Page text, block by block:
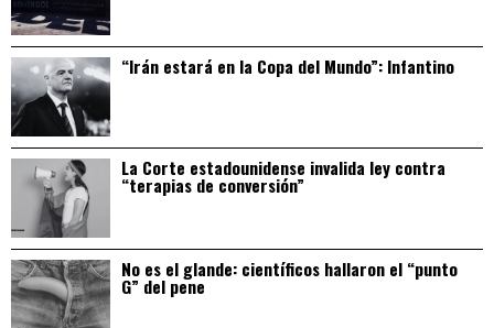
“Irán estará en la Copa del Mundo”: Infantino
La Corte estadounidense invalida ley contra
“terapias de conversión”
No es el glande: científicos hallaron el “punto
G” del pene